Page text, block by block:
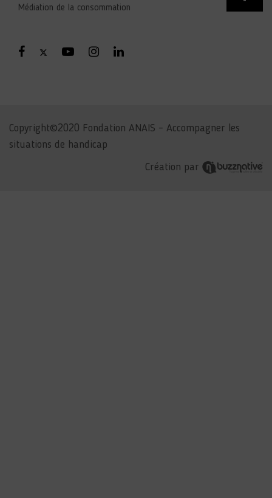
Médiation de la consommation
Copyright©2020 Fondation ANAIS – Accompagner les
situations de handicap
Création par